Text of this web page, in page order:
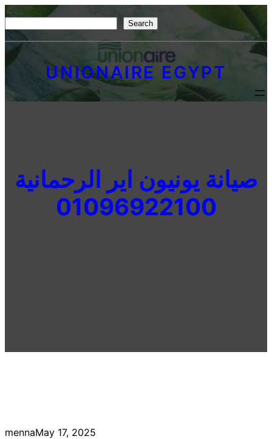
Skip
to
content
e
r
c
Search
UNIONAIRE EGYPT
صيانة يونيون اير الرحمانية
01096922100
mennaMay 17, 2025